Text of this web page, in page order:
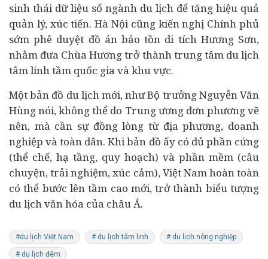
sinh thái dữ liệu số ngành du lịch để tăng hiệu quả
quản lý, xúc tiến. Hà Nội cũng kiến nghị Chính phủ
sớm phê duyệt đồ án bảo tồn di tích Hương Sơn,
nhằm đưa Chùa Hương trở thành trung tâm du lịch
tâm linh tầm quốc gia và khu vực.
Một bản đồ du lịch mới, như Bộ trưởng Nguyễn Văn
Hùng nói, không thể do Trung ương đơn phương vẽ
nên, mà cần sự đồng lòng từ địa phương, doanh
nghiệp và toàn dân. Khi bản đồ ấy có đủ phần cứng
(thể chế, hạ tầng, quy hoạch) và phần mềm (câu
chuyện, trải nghiệm, xúc cảm), Việt Nam hoàn toàn
có thể bước lên tầm cao mới, trở thành biểu tượng
du lịch văn hóa của châu Á.
#du lịch Việt Nam # du lịch tâm linh # du lịch nông nghiệp
# du lịch đêm